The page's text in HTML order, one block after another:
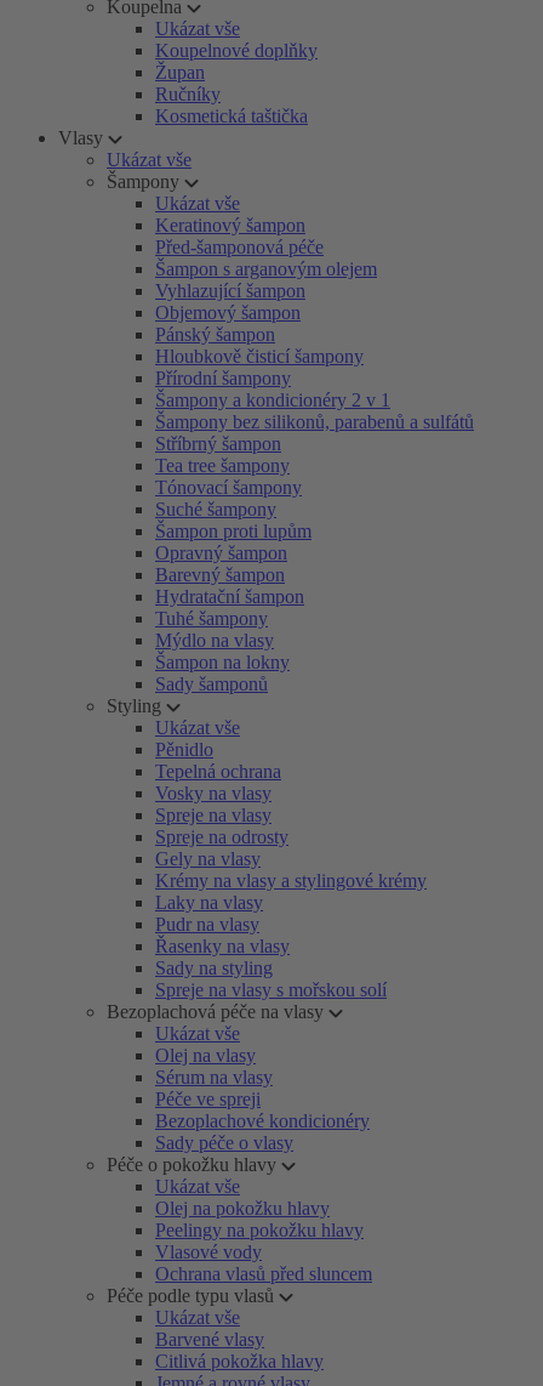
Koupelna
Ukázat vše
Koupelnové doplňky
Župan
Ručníky
Kosmetická taštička
Vlasy
Ukázat vše
Šampony
Ukázat vše
Keratinový šampon
Před-šamponová péče
Šampon s arganovým olejem
Vyhlazující šampon
Objemový šampon
Pánský šampon
Hloubkově čisticí šampony
Přírodní šampony
Šampony a kondicionéry 2 v 1
Šampony bez silikonů, parabenů a sulfátů
Stříbrný šampon
Tea tree šampony
Tónovací šampony
Suché šampony
Šampon proti lupům
Opravný šampon
Barevný šampon
Hydratační šampon
Tuhé šampony
Mýdlo na vlasy
Šampon na lokny
Sady šamponů
Styling
Ukázat vše
Pěnidlo
Tepelná ochrana
Vosky na vlasy
Spreje na vlasy
Spreje na odrosty
Gely na vlasy
Krémy na vlasy a stylingové krémy
Laky na vlasy
Pudr na vlasy
Řasenky na vlasy
Sady na styling
Spreje na vlasy s mořskou solí
Bezoplachová péče na vlasy
Ukázat vše
Olej na vlasy
Sérum na vlasy
Péče ve spreji
Bezoplachové kondicionéry
Sady péče o vlasy
Péče o pokožku hlavy
Ukázat vše
Olej na pokožku hlavy
Peelingy na pokožku hlavy
Vlasové vody
Ochrana vlasů před sluncem
Péče podle typu vlasů
Ukázat vše
Barvené vlasy
Citlivá pokožka hlavy